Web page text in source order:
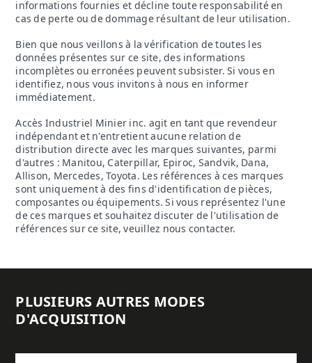
informations fournies et décline toute responsabilité en
cas de perte ou de dommage résultant de leur utilisation.
Bien que nous veillons à la vérification de toutes les
données présentes sur ce site, des informations
incomplètes ou erronées peuvent subsister. Si vous en
identifiez, nous vous invitons à nous en informer
immédiatement.
Accès Industriel Minier inc. agit en tant que revendeur
indépendant et n'entretient aucune relation de
distribution directe avec les marques suivantes, parmi
d'autres : Manitou, Caterpillar, Epiroc, Sandvik, Dana,
Allison, Mercedes, Toyota. Les références à ces marques
sont uniquement à des fins d'identification de pièces,
composantes ou équipements. Si vous représentez l'une
de ces marques et souhaitez discuter de l'utilisation de
références sur ce site, veuillez nous contacter.
PLUSIEURS AUTRES MODES
D'ACQUISITION